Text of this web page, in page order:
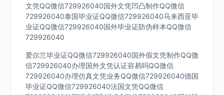
文凭QQ微信729926040国外文凭凹凸制作QQ微信
729926040泰国毕业证QQ微信729926040马来西亚毕
业证QQ微信729926040国外毕业证防伪样本QQ微信
729926040
爱尔兰毕业证QQ微信729926040国外假文凭制作QQ微
信729926040办理国外文凭认证容易吗QQ微信
729926040办理仿真文凭业务QQ微信729926040德国
毕业证QQ微信729926040法国文凭QQ微信